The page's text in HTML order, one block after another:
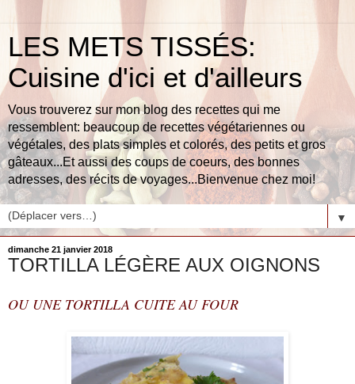
LES METS TISSÉS:
Cuisine d'ici et d'ailleurs
Vous trouverez sur mon blog des recettes qui me
ressemblent: beaucoup de recettes végétariennes ou
végétales, des plats simples et colorés, des petits et gros
gâteaux...Et aussi des coups de coeurs, des bonnes
adresses, des récits de voyages...Bienvenue chez moi!
▼
dimanche 21 janvier 2018
TORTILLA LÉGÈRE AUX OIGNONS
OU UNE TORTILLA CUITE AU FOUR